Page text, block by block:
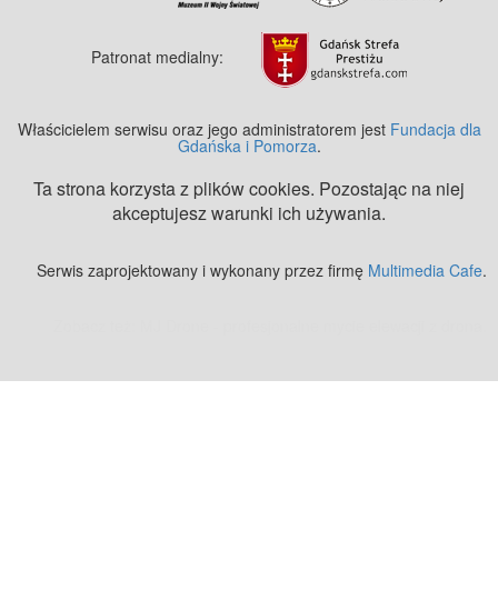
Patronat medialny:
Właścicielem serwisu oraz jego administratorem jest Fundacja dla
Gdańska i Pomorza.
Ta strona korzysta z plików cookies. Pozostając na niej
akceptujesz warunki ich używania.
Serwis zaprojektowany i wykonany przez firmę Multimedia Cafe.